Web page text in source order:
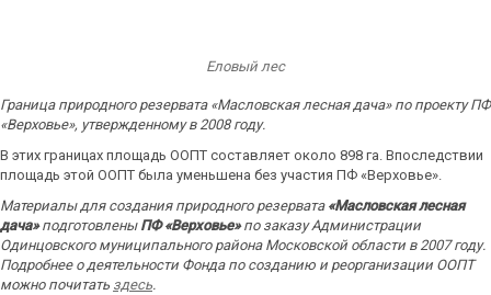
Еловый лес
Граница природного резервата «Масловская лесная дача» по проекту ПФ
«Верховье», утвержденному в 2008 году.
В этих границах площадь ООПТ составляет около 898 га. Впоследствии
площадь этой ООПТ была уменьшена без участия ПФ «Верховье».
Материалы для создания природного резервата «Масловская лесная
дача»подготовлены ПФ «Верховье»по заказу Администрации
Одинцовского муниципального района Московской области в 2007 году.
Подробнее о деятельности Фонда по созданию и реорганизации ООПТ
можно почитать здесь.